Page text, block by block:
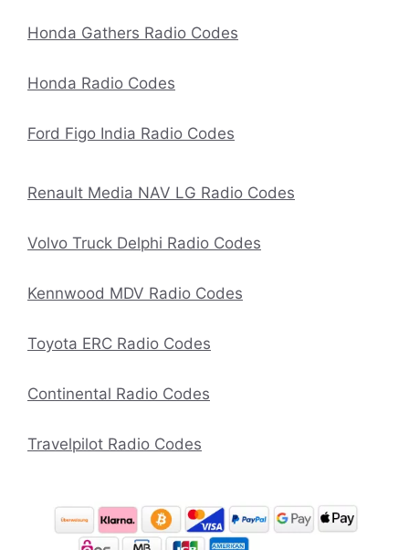
Honda Gathers Radio Codes
Honda Radio Codes
Ford Figo India Radio Codes
Renault Media NAV LG Radio Codes
Volvo Truck Delphi Radio Codes
Kennwood MDV Radio Codes
Toyota ERC Radio Codes
Continental Radio Codes
Travelpilot Radio Codes